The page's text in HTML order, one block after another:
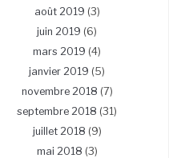
août 2019 (3)
juin 2019 (6)
mars 2019 (4)
janvier 2019 (5)
novembre 2018 (7)
septembre 2018 (31)
juillet 2018 (9)
mai 2018 (3)